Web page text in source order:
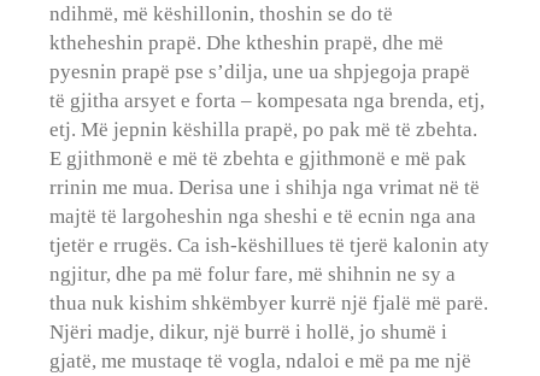
ndihmë, më këshillonin, thoshin se do të
ktheheshin prapë. Dhe ktheshin prapë, dhe më
pyesnin prapë pse s’dilja, une ua shpjegoja prapë
të gjitha arsyet e forta – kompesata nga brenda, etj,
etj. Më jepnin këshilla prapë, po pak më të zbehta.
E gjithmonë e më të zbehta e gjithmonë e më pak
rrinin me mua. Derisa une i shihja nga vrimat në të
majtë të largoheshin nga sheshi e të ecnin nga ana
tjetër e rrugës. Ca ish-këshillues të tjerë kalonin aty
ngjitur, dhe pa më folur fare, më shihnin ne sy a
thua nuk kishim shkëmbyer kurrë një fjalë më parë.
Njëri madje, dikur, një burrë i hollë, jo shumë i
gjatë, me mustaqe të vogla, ndaloi e më pa me një